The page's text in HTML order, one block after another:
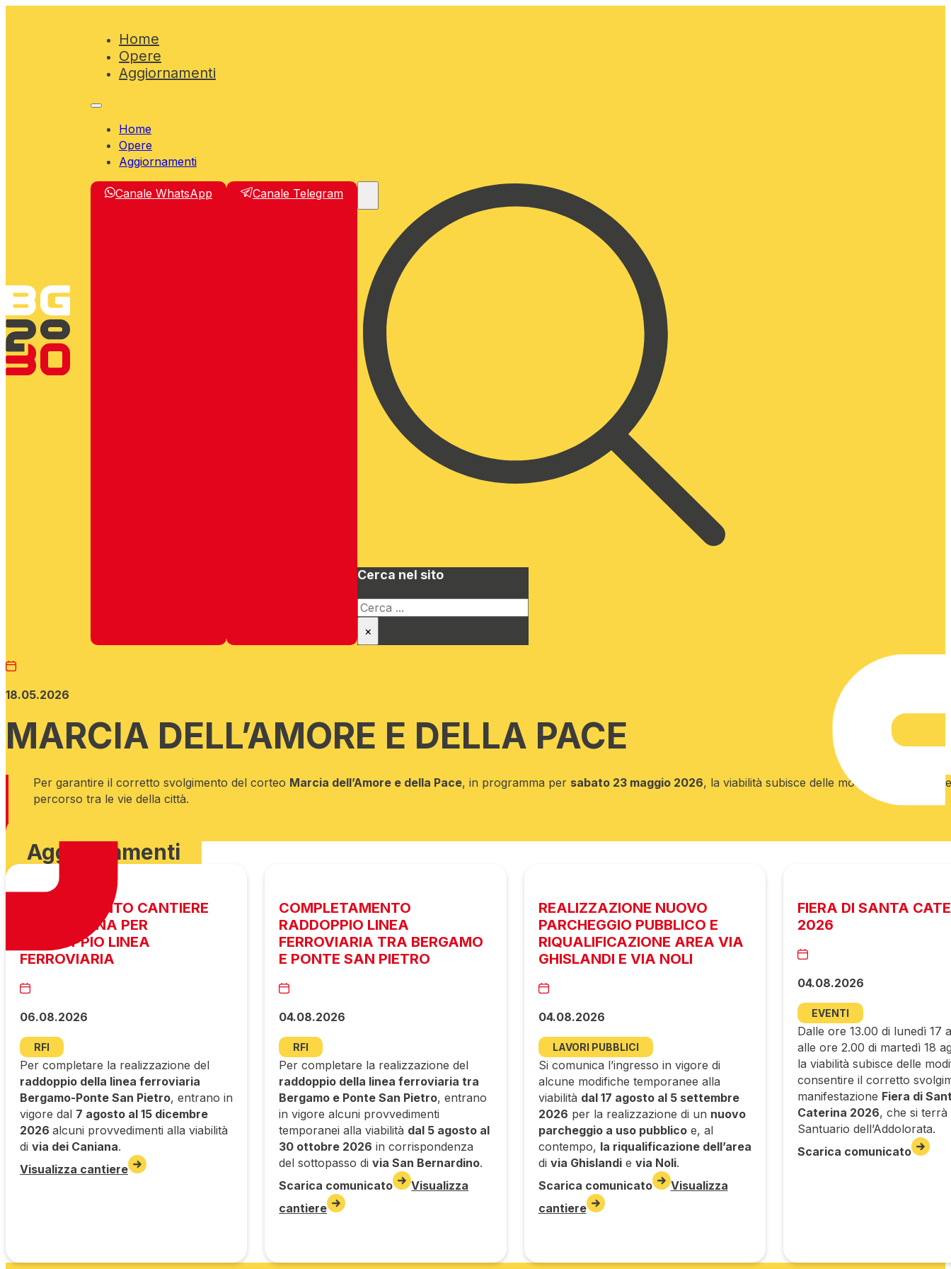
Home
Opere
Aggiornamenti
Home
Opere
Aggiornamenti
Canale WhatsApp Canale Telegram
Cerca nel sito
Cerca
×
18.05.2026
MARCIA DELL’AMORE E DELLA PACE
Per garantire il corretto svolgimento del corteo Marcia dell’Amore e della Pace, in programma per sabato 23 maggio 2026, la viabilità subisce delle modifiche
percorso tra le vie della città.
Aggiornamenti
AVANZAMENTO CANTIERE
VIA CANIANA PER
RADDOPPIO LINEA
FERROVIARIA
06.08.2026
RFI
Per completare la realizzazione del
raddoppio della linea ferroviaria
Bergamo-Ponte San Pietro, entrano in
vigore dal 7 agosto al 15 dicembre
2026 alcuni provvedimenti alla viabilità
di via dei Caniana.
Visualizza cantiere
COMPLETAMENTO
RADDOPPIO LINEA
FERROVIARIA TRA BERGAMO
E PONTE SAN PIETRO
04.08.2026
RFI
Per completare la realizzazione del
raddoppio della linea ferroviaria tra
Bergamo e Ponte San Pietro, entrano
in vigore alcuni provvedimenti
temporanei alla viabilità dal 5 agosto al
30 ottobre 2026 in corrispondenza
del sottopasso divia San Bernardino.
Scarica comunicato
Visualizza
cantiere
REALIZZAZIONE NUOVO
PARCHEGGIO PUBBLICO E
RIQUALIFICAZIONE AREA VIA
GHISLANDI E VIA NOLI
04.08.2026
LAVORI PUBBLICI
Si comunica l’ingresso in vigore di
alcune modifiche temporanee alla
viabilità dal 17 agosto al 5 settembre
2026 per la realizzazione di un nuovo
parcheggio a uso pubblicoe, al
contempo, la riqualificazione dell’area
di via Ghislandie via Noli.
Scarica comunicato
Visualizza
cantiere
FIERA DI SANTA
2026
04.08.2026
EVENTI
Dalle ore 13.00 di lunedì 17
alle ore 2.00 di martedì 18
la viabilità subisce delle
consentire il corretto
manifestazione Fiera di
Caterina 2026, che si terrà
Santuario dell’Addolorata.
Scarica comunicato